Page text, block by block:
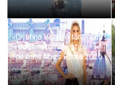
Cristina Virga, o tânăra cu
rădăcini românești, a
devenit Miss Roma 2026